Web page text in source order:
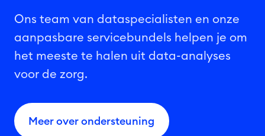
Ons team van dataspecialisten en onze
aanpasbare servicebundels helpen je om
het meeste te halen uit data-analyses
voor de zorg.
Meer over ondersteuning